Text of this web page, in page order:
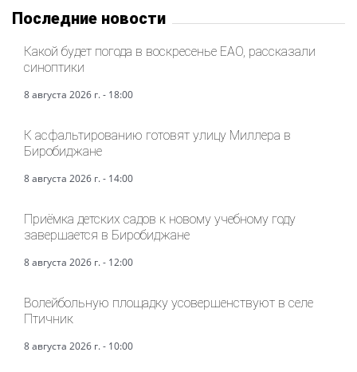
Последние новости
Какой будет погода в воскресенье ЕАО, рассказали
синоптики
8 августа 2026 г. - 18:00
К асфальтированию готовят улицу Миллера в
Биробиджане
8 августа 2026 г. - 14:00
Приёмка детских садов к новому учебному году
завершается в Биробиджане
8 августа 2026 г. - 12:00
Волейбольную площадку усовершенствуют в селе
Птичник
8 августа 2026 г. - 10:00